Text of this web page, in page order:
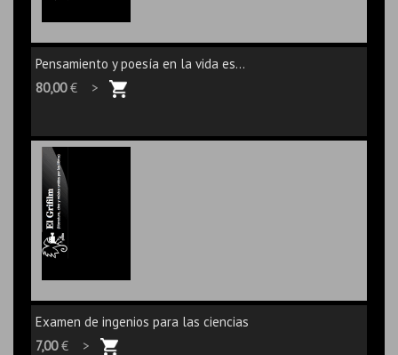
Pensamiento y poesía en la vida es...
80,00€ >
Examen de ingenios para las ciencias
7,00€ >